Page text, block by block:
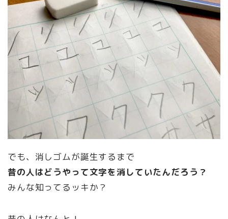
でも、消しゴムが誕生するまで
昔の人はどうやって文字を消していたんだろう？
みんな知ってるッキか？